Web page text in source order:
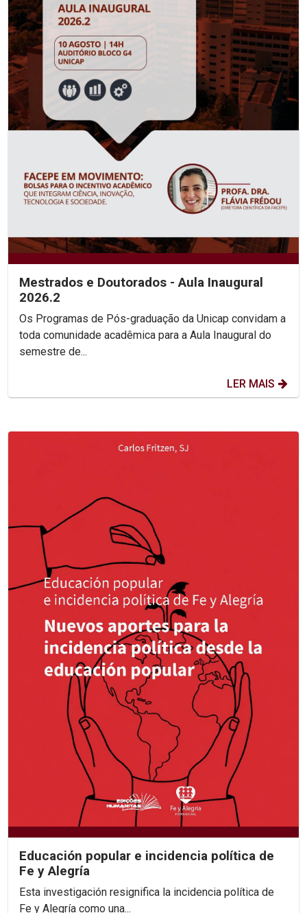
Mestrados e Doutorados - Aula Inaugural
2026.2
Os Programas de Pós-graduação da Unicap convidam a
toda comunidade acadêmica para a Aula Inaugural do
semestre de...
LER MAIS
Educación popular e incidencia política de
Fe y Alegría
Esta investigación resignifica la incidencia política de
Fe y Alegría como una...